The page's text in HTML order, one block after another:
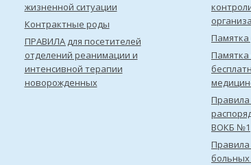
жизненной ситуации
Контрактные роды
ПРАВИЛА для посетителей
отделений реанимации и
интенсивной терапии
новорожденных
Памятка
Памятка
Правила
ВОКБ №1
больных